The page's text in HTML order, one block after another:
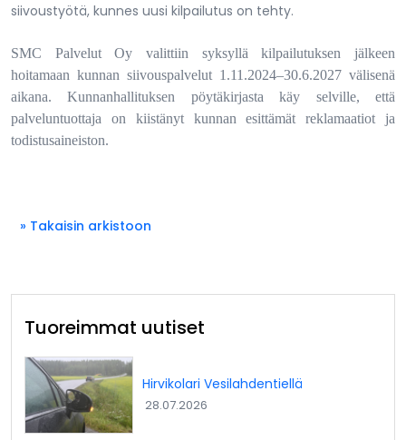
siivoustyötä, kunnes uusi kilpailutus on tehty.
SMC Palvelut Oy valittiin syksyllä kilpailutuksen jälkeen
hoitamaan kunnan siivouspalvelut 1.11.2024–30.6.2027 välisenä
aikana. Kunnanhallituksen pöytäkirjasta käy selville, että
palveluntuottaja on kiistänyt kunnan esittämät reklamaatiot ja
todistusaineiston.
» Takaisin arkistoon
Tuoreimmat uutiset
Hirvikolari Vesilahdentiellä
28.07.2026